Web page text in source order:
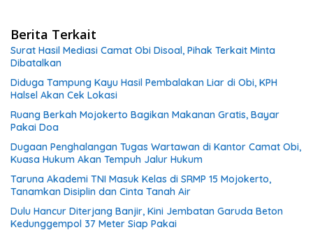
Berita Terkait
Surat Hasil Mediasi Camat Obi Disoal, Pihak Terkait Minta
Dibatalkan
Diduga Tampung Kayu Hasil Pembalakan Liar di Obi, KPH
Halsel Akan Cek Lokasi
Ruang Berkah Mojokerto Bagikan Makanan Gratis, Bayar
Pakai Doa
Dugaan Penghalangan Tugas Wartawan di Kantor Camat Obi,
Kuasa Hukum Akan Tempuh Jalur Hukum
Taruna Akademi TNI Masuk Kelas di SRMP 15 Mojokerto,
Tanamkan Disiplin dan Cinta Tanah Air
Dulu Hancur Diterjang Banjir, Kini Jembatan Garuda Beton
Kedunggempol 37 Meter Siap Pakai